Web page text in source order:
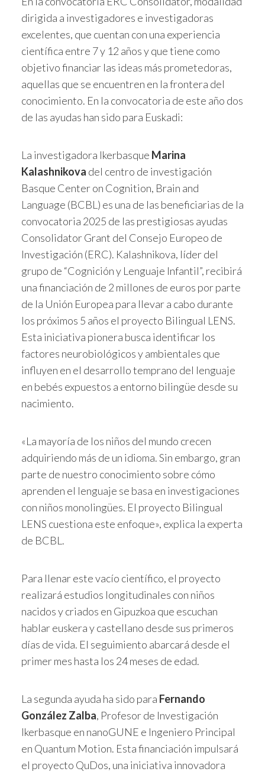
dirigida a investigadores e investigadoras
excelentes, que cuentan con una experiencia
científica entre 7 y 12 años y que tiene como
objetivo financiar las ideas más prometedoras,
aquellas que se encuentren en la frontera del
conocimiento. En la convocatoria de este año dos
de las ayudas han sido para Euskadi:
La investigadora Ikerbasque Marina
Kalashnikova del centro de investigación
Basque Center on Cognition, Brain and
Language (BCBL) es una de las beneficiarias de la
convocatoria 2025 de las prestigiosas ayudas
Consolidator Grant del Consejo Europeo de
Investigación (ERC). Kalashnikova, líder del
grupo de “Cognición y Lenguaje Infantil”, recibirá
una financiación de 2 millones de euros por parte
de la Unión Europea para llevar a cabo durante
los próximos 5 años el proyecto Bilingual LENS.
Esta iniciativa pionera busca identificar los
factores neurobiológicos y ambientales que
influyen en el desarrollo temprano del lenguaje
en bebés expuestos a entorno bilingüe desde su
nacimiento.
«La mayoría de los niños del mundo crecen
adquiriendo más de un idioma. Sin embargo, gran
parte de nuestro conocimiento sobre cómo
aprenden el lenguaje se basa en investigaciones
con niños monolingües. El proyecto Bilingual
LENS cuestiona este enfoque», explica la experta
de BCBL.
Para llenar este vacío científico, el proyecto
realizará estudios longitudinales con niños
nacidos y criados en Gipuzkoa que escuchan
hablar euskera y castellano desde sus primeros
días de vida. El seguimiento abarcará desde el
primer mes hasta los 24 meses de edad.
La segunda ayuda ha sido para Fernando
González Zalba, Profesor de Investigación
Ikerbasque en nanoGUNE e Ingeniero Principal
en Quantum Motion. Esta financiación impulsará
el proyecto QuDos, una iniciativa innovadora